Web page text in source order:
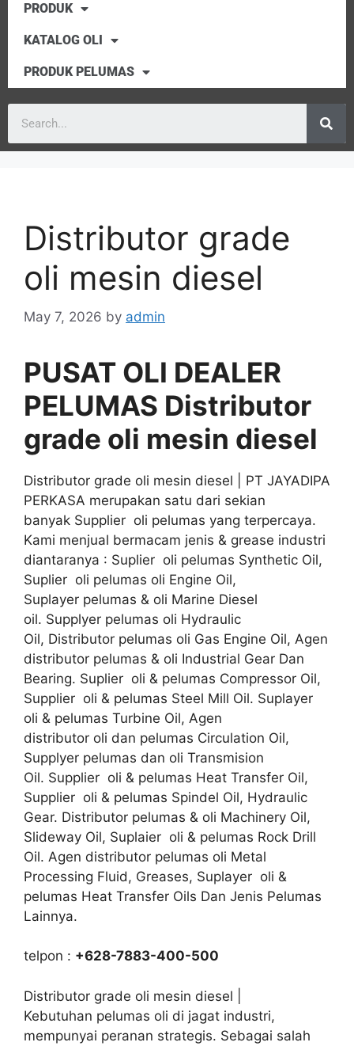
PRODUK
KATALOG OLI
PRODUK PELUMAS
Distributor grade
oli mesin diesel
May 7, 2026 by admin
PUSAT OLI DEALER
PELUMAS Distributor
grade oli mesin diesel
Distributor grade oli mesin diesel | PT JAYADIPA
PERKASA merupakan satu dari sekian
banyak Supplier oli pelumas yang terpercaya.
Kami menjual bermacam jenis & grease industri
diantaranya : Suplier oli pelumas Synthetic Oil,
Suplier oli pelumas oli Engine Oil,
Suplayer pelumas & oli Marine Diesel
oil. Supplyer pelumas oli Hydraulic
Oil, Distributor pelumas oli Gas Engine Oil, Agen
distributor pelumas & oli Industrial Gear Dan
Bearing. Suplier oli & pelumas Compressor Oil,
Supplier oli & pelumas Steel Mill Oil. Suplayer
oli & pelumas Turbine Oil, Agen
distributor oli dan pelumas Circulation Oil,
Supplyer pelumas dan oli Transmision
Oil. Supplier oli & pelumas Heat Transfer Oil,
Supplier oli & pelumas Spindel Oil, Hydraulic
Gear. Distributor pelumas & oli Machinery Oil,
Slideway Oil, Suplaier oli & pelumas Rock Drill
Oil. Agen distributor pelumas oli Metal
Processing Fluid, Greases, Suplayer oli &
pelumas Heat Transfer Oils Dan Jenis Pelumas
Lainnya.
telpon : +628-7883-400-500
Distributor grade oli mesin diesel |
Kebutuhan pelumas oli di jagat industri,
mempunyai peranan strategis. Sebagai salah